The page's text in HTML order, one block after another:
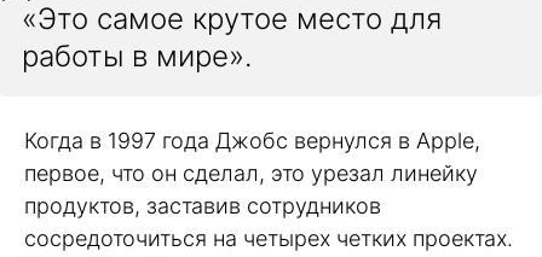
«Это самое крутое место для
работы в мире».
Когда в 1997 года Джобс вернулся в Apple,
первое, что он сделал, это урезал линейку
продуктов, заставив сотрудников
сосредоточиться на четырех четких проектах.